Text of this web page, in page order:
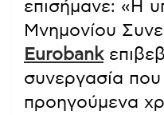
επισήμανε: «Η
Μνημονίου
Eurobank
συνεργασία που
προηγούμενα